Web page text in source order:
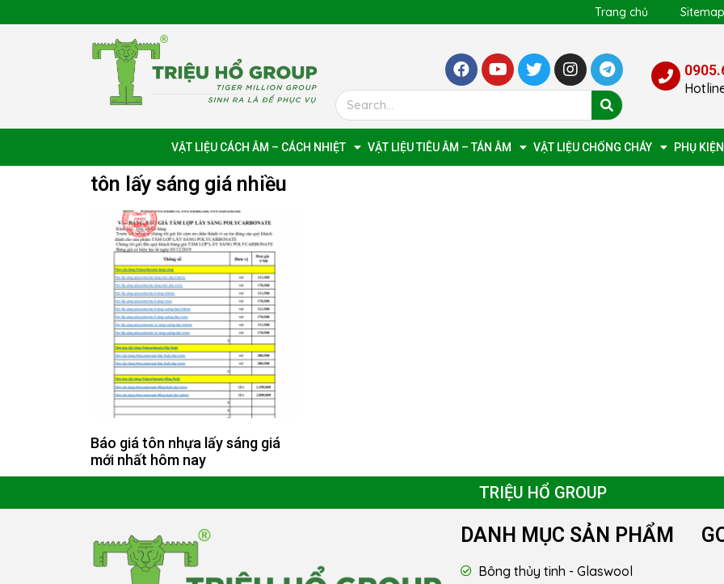
Trang chủ Sitemap
VẬT LIỆU CÁCH ÂM – CÁCH NHIỆT VẬT LIỆU TIÊU ÂM – TÁN ÂM VẬT LIỆU CHỐNG CHÁY PHỤ
tôn lấy sáng giá nhiều
Báo giá tôn nhựa lấy sáng giá
mới nhất hôm nay
TRIỆU HỔ GROUP
DANH MỤC SẢN PHẨM
Bông thủy tinh - Glaswool